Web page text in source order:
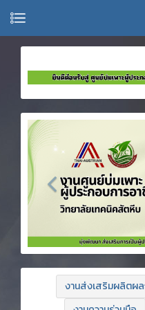
งานส่งเสริมผลิตผ